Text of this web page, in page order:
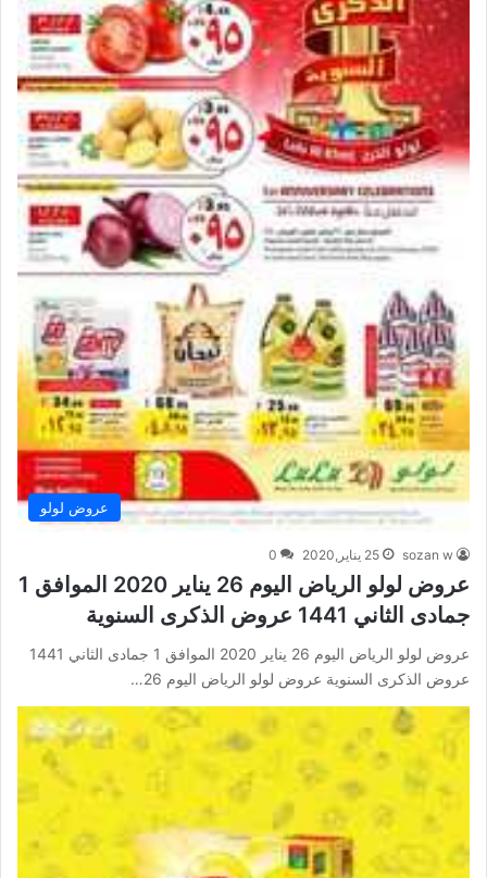
عروض لولو
sozan w 25 يناير,2020 0
عروض لولو الرياض اليوم 26 يناير 2020 الموافق 1
جمادى الثاني 1441 عروض الذكرى السنوية
عروض لولو الرياض اليوم 26 يناير 2020 الموافق 1 جمادى الثاني 1441
عروض الذكرى السنوية عروض لولو الرياض اليوم 26…